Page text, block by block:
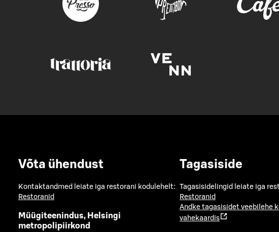
Võta ühendust
Kontaktandmed leiate iga restorani kodulehelt:
Restoranid
Müügiteenindus, Helsingi
metropolipiirkond
Tagasiside
Tagasisidelingid leiate iga
Restoranid
Andke tagasisidet veebilehe
vahekaardis